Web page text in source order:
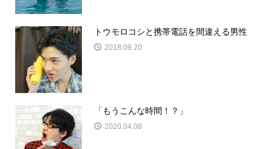
トウモロコシと携帯電話を間違える男性
2018.09.20
「もうこんな時間！？」
2020.04.08